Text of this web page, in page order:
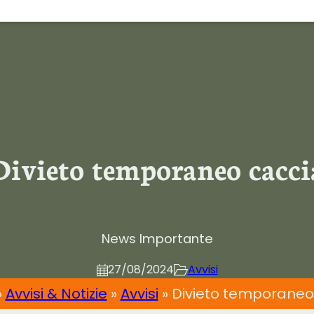
temporaneo
News Importante
27/08/2024 Avvisi
Avvisi & Notizie »Avvisi » Divieto